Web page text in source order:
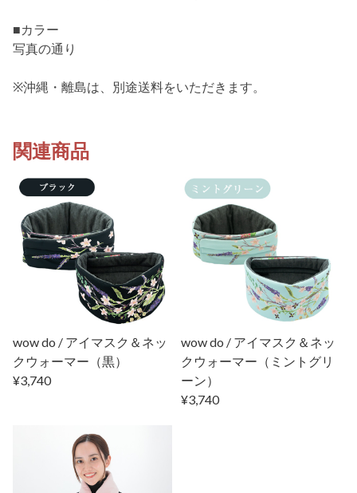
■カラー
写真の通り
※沖縄・離島は、別途送料をいただきます。
関連商品
wow do / アイマスク＆ネッ
クウォーマー（黒）
¥3,740
wow do / アイマスク＆ネッ
クウォーマー（ミントグリ
ーン）
¥3,740